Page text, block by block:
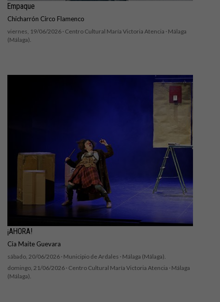
Empaque
Chicharrón Circo Flamenco
viernes, 19/06/2026 · Centro Cultural María Victoria Atencia · Málaga
(Málaga).
¡AHORA!
Cia Maite Guevara
sábado, 20/06/2026 · Municipio de Ardales · Málaga (Málaga).
domingo, 21/06/2026 · Centro Cultural María Victoria Atencia · Málaga
(Málaga).